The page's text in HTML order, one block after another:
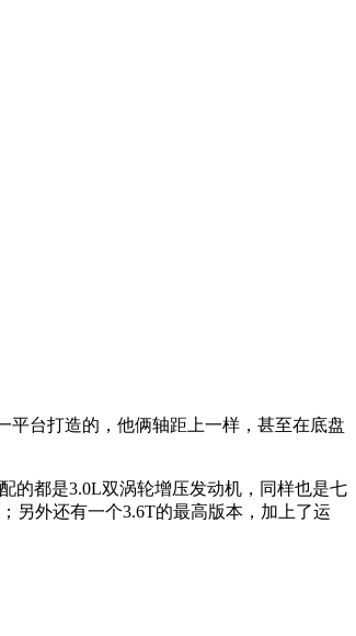
平台打造的，他俩轴距上一样，甚至在底盘
的都是3.0L双涡轮增压发动机，同样也是七
另外还有一个3.6T的最高版本，加上了运